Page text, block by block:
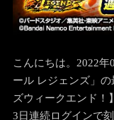
こんにちは。2022
ール レジェンズ」の
ズウィークエンド！】
3日連続ログインで